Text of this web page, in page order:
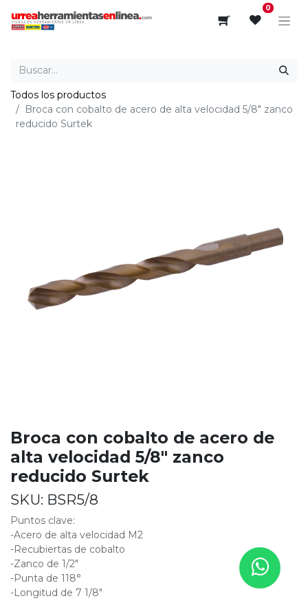
0
Todos los productos
Broca con cobalto de acero de alta velocidad 5/8" zanco
reducido Surtek
Broca con cobalto de acero de
alta velocidad 5/8" zanco
reducido Surtek
SKU: BSR5/8
Puntos clave:
-Acero de alta velocidad M2
-Recubiertas de cobalto
-Zanco de 1/2"
-Punta de 118°
-Longitud de 7 1/8"